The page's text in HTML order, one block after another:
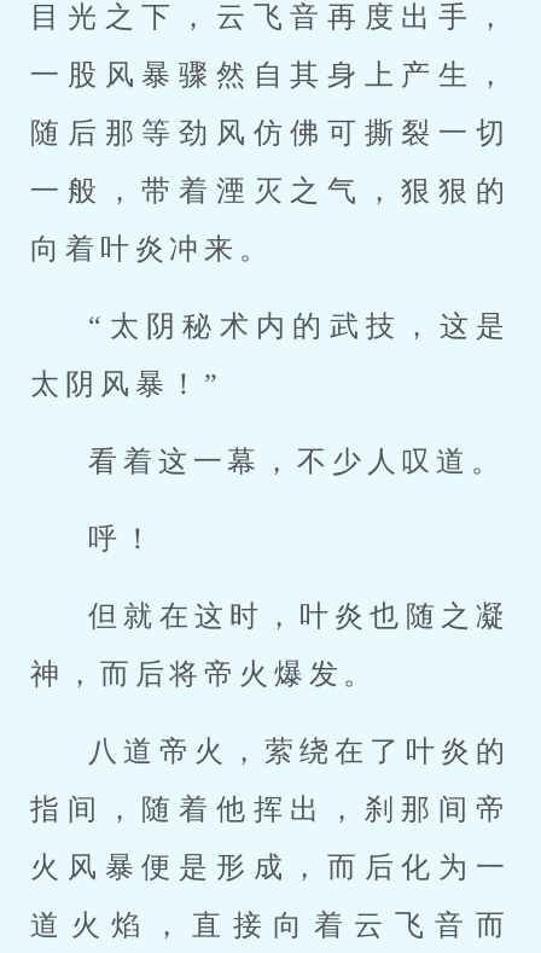
目光之下，云飞音再度出手，
一股风暴骤然自其身上产生，
随后那等劲风仿佛可撕裂一切
一般，带着湮灭之气，狠狠的
向着叶炎冲来。
“太阴秘术内的武技，这是
太阴风暴！”
看着这一幕，不少人叹道。
呼！
但就在这时，叶炎也随之凝
神，而后将帝火爆发。
八道帝火，萦绕在了叶炎的
指间，随着他挥出，刹那间帝
火风暴便是形成，而后化为一
道火焰，直接向着云飞音而